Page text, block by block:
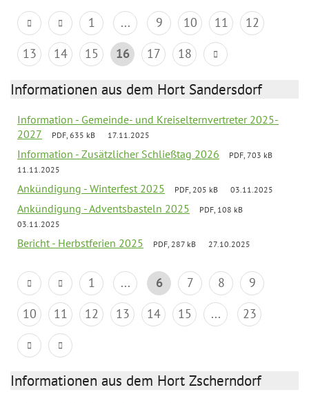
1 ... 9 10 11
12
13
14 15 16 17 18
Informationen aus dem Hort Sandersdorf
Information - Gemeinde- und Kreiselternvertreter 2025-
2027
PDF, 635 kB 17.11.2025
Information - Zusätzlicher Schließtag 2026
PDF, 703 kB
11.11.2025
Ankündigung - Winterfest 2025 PDF, 205 kB 03.11.2025
Ankündigung - Adventsbasteln 2025
PDF, 108 kB
03.11.2025
Bericht - Herbstferien 2025 PDF, 287 kB 27.10.2025
1 ... 6 7 8
9
10
11 12 13 14 15 ... 23
Informationen aus dem Hort Zscherndorf